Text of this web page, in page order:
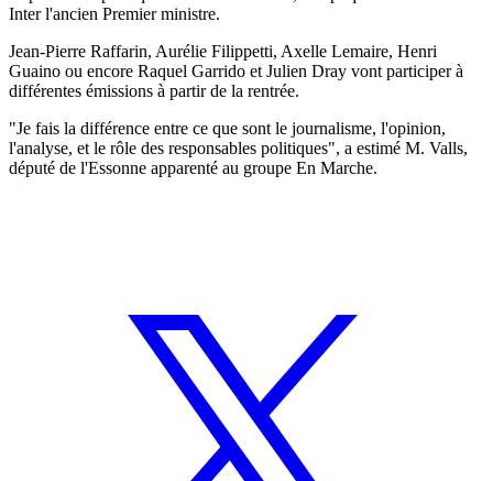
Inter l'ancien Premier ministre.
Jean-Pierre Raffarin, Aurélie Filippetti, Axelle Lemaire, Henri
Guaino ou encore Raquel Garrido et Julien Dray vont participer à
différentes émissions à partir de la rentrée.
"Je fais la différence entre ce que sont le journalisme, l'opinion,
l'analyse, et le rôle des responsables politiques", a estimé M. Valls,
député de l'Essonne apparenté au groupe En Marche.